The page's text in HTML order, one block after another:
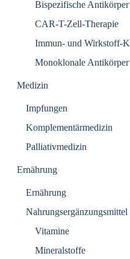
Bispezifische Antikörper
CAR-T-Zell-Therapie
Immun- und Wirkstoff-
Monoklonale Antikörper
Medizin
Impfungen
Komplementärmedizin
Palliativmedizin
Ernährung
Ernährung
Nahrungsergänzungsmittel
Vitamine
Mineralstoffe